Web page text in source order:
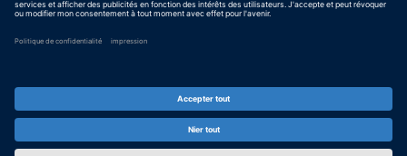
Mentions légales et conditions générales